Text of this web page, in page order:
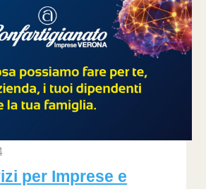
per Imprese e